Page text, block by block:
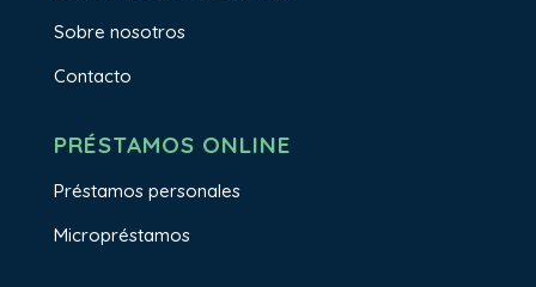
Sobre nosotros
Contacto
PRÉSTAMOS ONLINE
Préstamos personales
Micropréstamos